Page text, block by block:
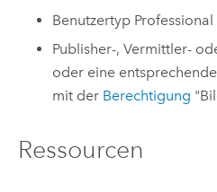
Benutzertyp Professional
Publisher-, Vermittler-
oder eine
mit der Berechtigung
Ressourcen